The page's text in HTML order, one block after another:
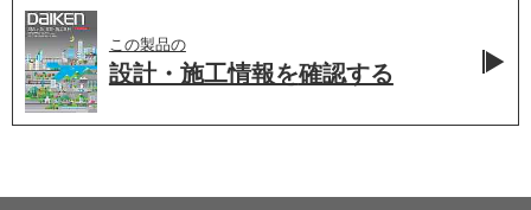
この製品の
設計・施工情報を確認する